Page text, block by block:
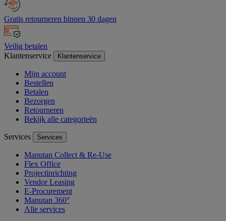
Gratis retourneren binnen 30 dagen
Veilig betalen
Klantenservice
Klantenservice
Mijn account
Bestellen
Betalen
Bezorgen
Retourneren
Bekijk alle categorieën
Services Services
Manutan Collect & Re-Use
Flex Office
Projectinrichting
Vendor Leasing
E-Procurement
Manutan 360°
Alle services